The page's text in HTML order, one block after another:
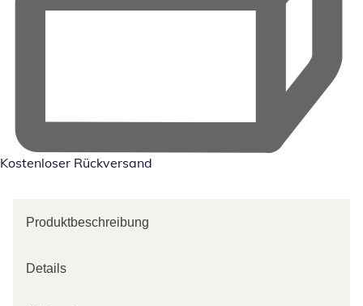
Kostenloser Rückversand
Produktbeschreibung
Details